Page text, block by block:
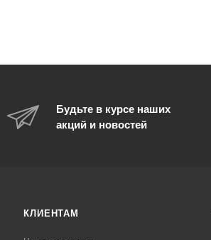
Будьте в курсе наших
акций и новостей
КЛИЕНТАМ